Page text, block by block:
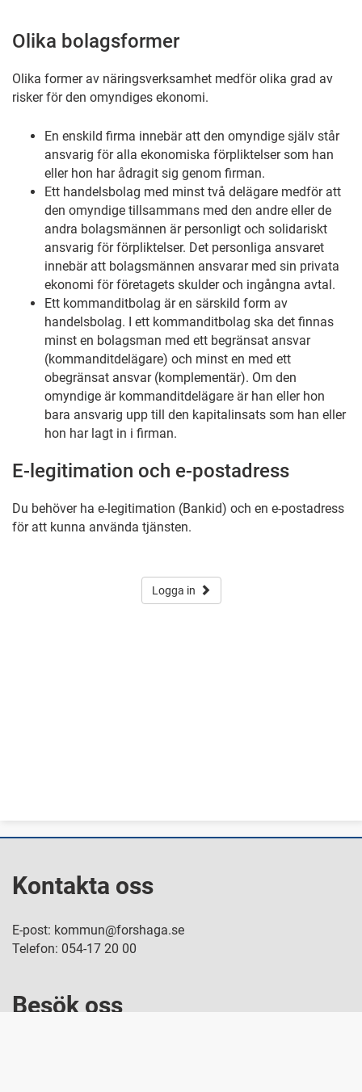
Olika bolagsformer
Olika former av näringsverksamhet medför olika grad av
risker för den omyndiges ekonomi.
En enskild firma innebär att den omyndige själv står
ansvarig för alla ekonomiska förpliktelser som han
eller hon har ådragit sig genom firman.
Ett handelsbolag med minst två delägare medför att
den omyndige tillsammans med den andre eller de
andra bolagsmännen är personligt och solidariskt
ansvarig för förpliktelser. Det personliga ansvaret
innebär att bolagsmännen ansvarar med sin privata
ekonomi för företagets skulder och ingångna avtal.
Ett kommanditbolag är en särskild form av
handelsbolag. I ett kommanditbolag ska det finnas
minst en bolagsman med ett begränsat ansvar
(kommanditdelägare) och minst en med ett
obegränsat ansvar (komplementär). Om den
omyndige är kommanditdelägare är han eller hon
bara ansvarig upp till den kapitalinsats som han eller
hon har lagt in i firman.
E-legitimation och e-postadress
Du behöver ha e-legitimation (Bankid) och en e-postadress
för att kunna använda tjänsten.
Logga in
Kontakta oss
E-post: kommun@forshaga.se
Telefon: 054-17 20 00
Besök oss